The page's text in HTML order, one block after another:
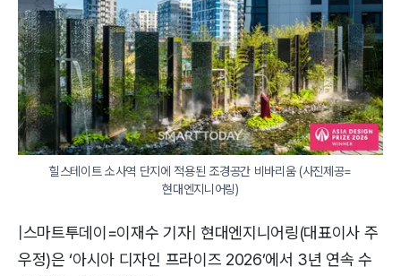
힐스테이트 소사역 단지에 적용된 조경공간 비바리움 (사진제공=
현대엔지니어링)
|스마트투데이=이재수 기자| 현대엔지니어링(대표이사 주
우정)은 ‘아시아 디자인 프라이즈 2026’에서 3년 연속 수